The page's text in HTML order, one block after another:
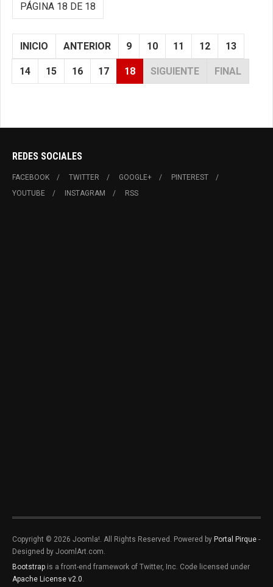
PÁGINA 18 DE 18
INICIO ANTERIOR 9 10 11 12 13
14 15 16 17 18 SIGUIENTE FINAL
REDES SOCIALES
FACEBOOK TWITTER GOOGLE+
PINTEREST
YOUTUBE
INSTAGRAM RSS
Copyright © 2026 Joomla!. All Rights Reserved. Powered by Portal Pirque -
Designed by JoomlArt.com.
Bootstrap is a front-end framework of Twitter, Inc. Code licensed under
Apache License v2.0.